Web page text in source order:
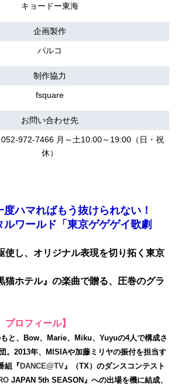
キョードー東海
企画製作
パルコ
制作協力
fsquare
お問い合わせ先
972-7466 月～土10:00～19:00（日・祝
休）
ハマればもう抜けられない！
ルワールド「東京ゲゲゲイ歌劇
使し、オリジナル表現を切り拓く東京
猫ホテル』の楽曲で贈る、圧巻のグラ
ロフィール】
と、Bow、Marie、Miku、Yuyuの4人で構成さ
。2013年、MISIAや加藤ミリヤの振付を担当す
組『 DANCE@TV 』（TX）のダンスコンテスト
JAPAN 5th SEASON』への出場を機に結成、